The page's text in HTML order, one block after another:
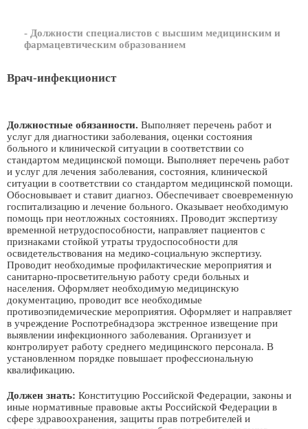
- Должности специалистов с высшим медицинским и
фармацевтическим образованием
Врач-инфекционист
Должностные обязанности. Выполняет перечень работ и
услуг для диагностики заболевания, оценки состояния
больного и клинической ситуации в соответствии со
стандартом медицинской помощи. Выполняет перечень работ
и услуг для лечения заболевания, состояния, клинической
ситуации в соответствии со стандартом медицинской помощи.
Обосновывает и ставит диагноз. Обеспечивает своевременную
госпитализацию и лечение больного. Оказывает необходимую
помощь при неотложных состояниях. Проводит экспертизу
временной нетрудоспособности, направляет пациентов с
признаками стойкой утраты трудоспособности для
освидетельствования на медико-социальную экспертизу.
Проводит необходимые профилактические мероприятия и
санитарно-просветительную работу среди больных и
населения. Оформляет необходимую медицинскую
документацию, проводит все необходимые
противоэпидемические мероприятия. Оформляет и направляет
в учреждение Роспотребнадзора экстренное извещение при
выявлении инфекционного заболевания. Организует и
контролирует работу среднего медицинского персонала. В
установленном порядке повышает профессиональную
квалификацию.
Должен знать: Конституцию Российской Федерации, законы и
иные нормативные правовые акты Российской Федерации в
сфере здравоохранения, защиты прав потребителей и